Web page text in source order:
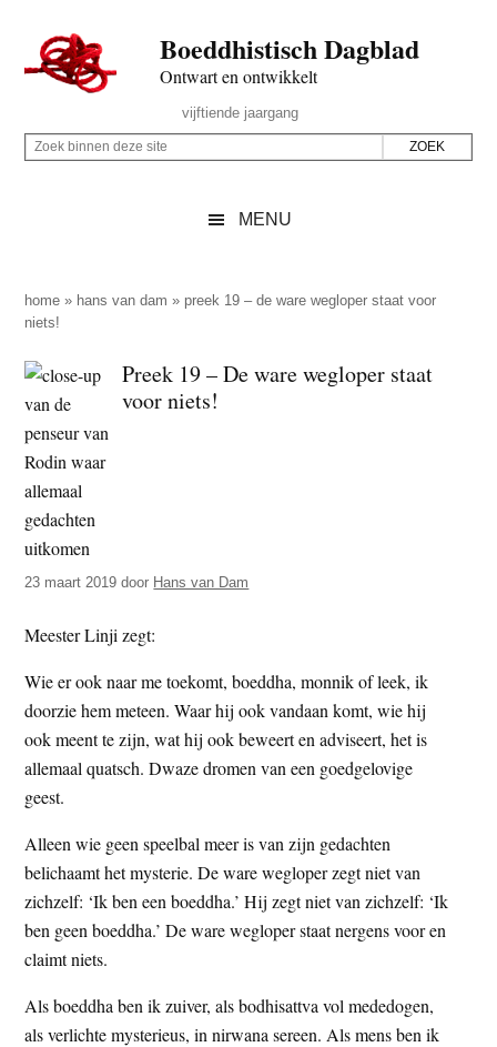
naar
de
inhoud
secondary
naar
de
sidebar
naar
de
Boeddhistisch Dagblad
Ontwart en ontwikkelt
Rechts
vijftiende jaargang
Z
p
d
e
z
e
s
i
t
e
Z
i
n
e
n
d
e
z
e
s
i
e
MENU
home » hans van dam » preek 19 – de ware wegloper staat voor
niets!
Preek 19 – De ware wegloper staat
voor niets!
23 maart 2019 door Hans van Dam
Meester Linji zegt:
Wie er ook naar me toekomt, boeddha, monnik of leek, ik
doorzie hem meteen. Waar hij ook vandaan komt, wie hij
ook meent te zijn, wat hij ook beweert en adviseert, het is
allemaal quatsch. Dwaze dromen van een goedgelovige
geest.
Alleen wie geen speelbal meer is van zijn gedachten
belichaamt het mysterie. De ware wegloper zegt niet van
zichzelf: ‘Ik ben een boeddha.’ Hij zegt niet van zichzelf: ‘Ik
ben geen boeddha.’ De ware wegloper staat nergens voor en
claimt niets.
Als boeddha ben ik zuiver, als bodhisattva vol mededogen,
als verlichte mysterieus, in nirwana sereen. Als mens ben ik